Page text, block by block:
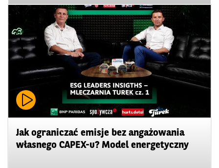
Jak ograniczać emisje bez angażowania
własnego CAPEX-u? Model energetyczny